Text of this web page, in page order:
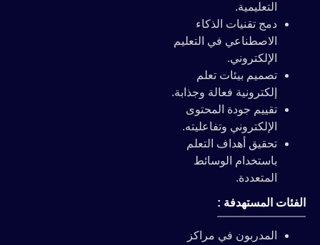
التعليمية.
دمج تقنيات الذكاء
الاصطناعي في التعليم
الإلكتروني.
تصميم بيئات تعلم
إلكترونية فعالة وجذابة.
تقييم جودة المحتوى
الإلكتروني وتفاعليته.
تحقيق أهداف التعلم
باستخدام الوسائط
المتعددة.
الفئات المستهدفة :
المدربون في مراكز